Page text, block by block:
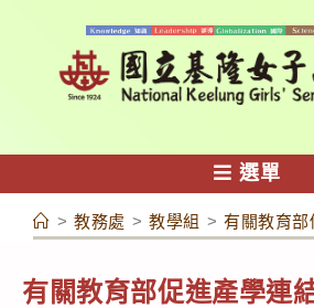
容
選單
> 教務處 > 教學組 > 有關教育部
有關教育部促進產學連